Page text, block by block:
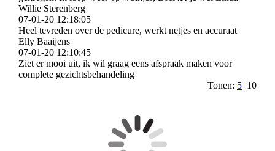
Willie Sterenberg
07-01-20 12:18:05
Heel tevreden over de pedicure, werkt netjes en accuraat
Elly Baaijens
07-01-20 12:10:45
Ziet er mooi uit, ik wil graag eens afspraak maken voor
complete gezichtsbehandeling
Tonen: 5 10